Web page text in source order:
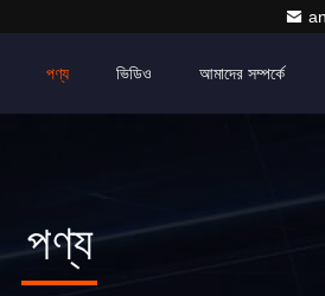
পণ্য ভিডিও আমাদের সম্পর্কে
পণ্য